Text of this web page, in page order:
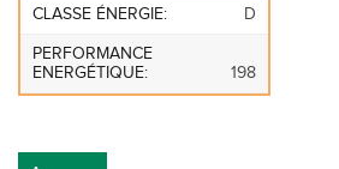
CLASSE ÉNERGIE: D
PERFORMANCE
ENERGÉTIQUE:
198